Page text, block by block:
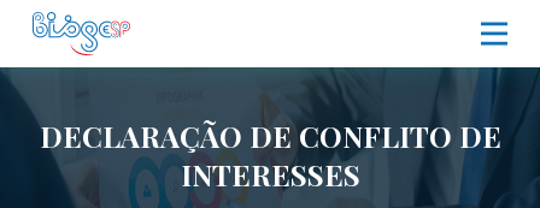
DECLARAÇÃO DE CONFLITO DE
INTERESSES